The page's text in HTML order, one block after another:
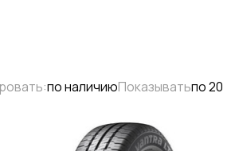
по наличиюПоказыватьпо 20